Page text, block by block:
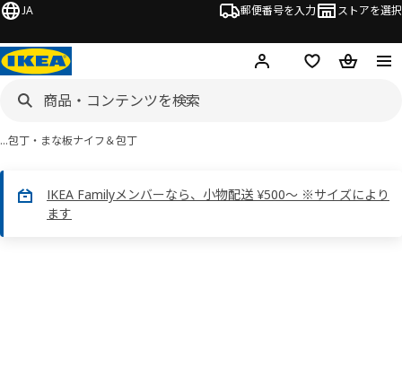
JA 郵便番号を入力 ストアを選択
ログイン・新規入会
欲しいものリスト
カート
…包丁・まな板ナイフ＆包丁
IKEA Familyメンバーなら、小物配送 ¥500～ ※サイズにより
ます